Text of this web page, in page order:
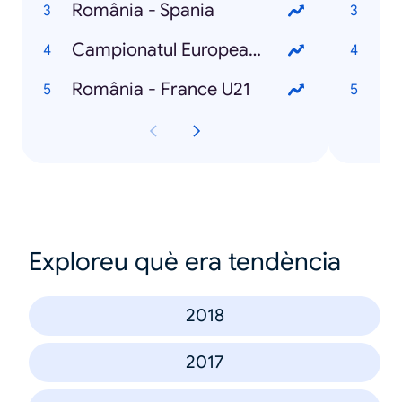
România - Spania
Campionatul European de Fotbal U21
România - France U21
Exploreu què era tendència
2018
2017